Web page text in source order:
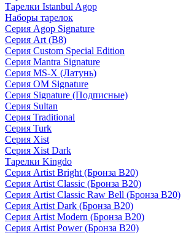
Тарелки Istanbul Agop
Наборы тарелок
Серия Agop Signature
Серия Art (B8)
Серия Custom Special Edition
Серия Mantra Signature
Серия MS-X (Латунь)
Серия OM Signature
Серия Signature (Подписные)
Серия Sultan
Серия Traditional
Серия Turk
Серия Xist
Серия Xist Dark
Тарелки Kingdo
Серия Artist Bright (Бронза B20)
Серия Artist Classic (Бронза B20)
Серия Artist Classic Raw Bell (Бронза B20)
Серия Artist Dark (Бронза B20)
Серия Artist Modern (Бронза B20)
Серия Artist Power (Бронза B20)